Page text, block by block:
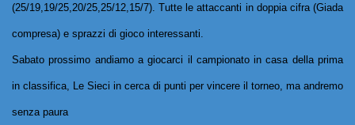
(25/19,19/25,20/25,25/12,15/7). Tutte le attaccanti in doppia cifra (Giada
compresa) e sprazzi di gioco interessanti.
Sabato prossimo andiamo a giocarci il campionato in casa della prima
in classifica, Le Sieci in cerca di punti per vincere il torneo, ma andremo
senza paura